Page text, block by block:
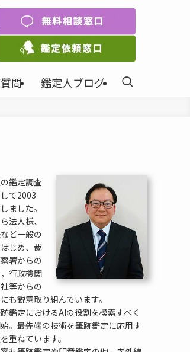
問 鑑定人ブログ
鑑定調査
て2003
ました。
法人様、
ど一般の
じめ、裁
署からの
行政機関
等からの
も鋭意取り組んでいます。
鑑定におけるAIの役割を模索すべく
。最先端の技術を筆跡鑑定に応用す
重ねています。